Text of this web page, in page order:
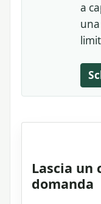
a
Lascia un
domanda